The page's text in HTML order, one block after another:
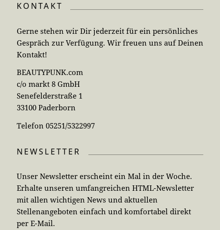
KONTAKT
Gerne stehen wir Dir jederzeit für ein persönliches
Gespräch zur Verfügung. Wir freuen uns auf Deinen
Kontakt!
BEAUTYPUNK.com
c/o markt 8 GmbH
Senefelderstraße 1
33100 Paderborn
Telefon 05251/5322997
NEWSLETTER
Unser Newsletter erscheint ein Mal in der Woche.
Erhalte unseren umfangreichen HTML-Newsletter
mit allen wichtigen News und aktuellen
Stellenangeboten einfach und komfortabel direkt
per E-Mail.